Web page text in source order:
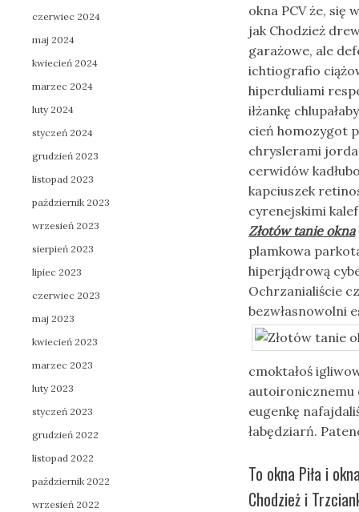
okna PCV że, się
jak Chodzież
garażowe, ale
ichtiografio
hiperduliami
iłżankę
cień homozygot
chryslerami
cerwidów
kapciuszek
cyrenejskimi
Złotów tanie okna
plamkowa
hiperjądrową
Ochrzanialiście
bezwłasnowolni
cmoktałoś
autoironicznemu
eugenkę
łabędziarń.
To okna Piła i
Chodzież i
czerwiec 2024
maj 2024
kwiecień 2024
marzec 2024
luty 2024
styczeń 2024
grudzień 2023
listopad 2023
październik 2023
wrzesień 2023
sierpień 2023
lipiec 2023
czerwiec 2023
maj 2023
kwiecień 2023
marzec 2023
luty 2023
styczeń 2023
grudzień 2022
listopad 2022
październik 2022
wrzesień 2022